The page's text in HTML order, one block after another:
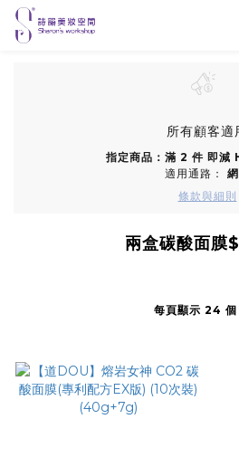
所有顧客適
指定商品：滿 2 件 即
適用通路：
條款與細則
兩盒碳酸面膜
每頁顯示 24 個